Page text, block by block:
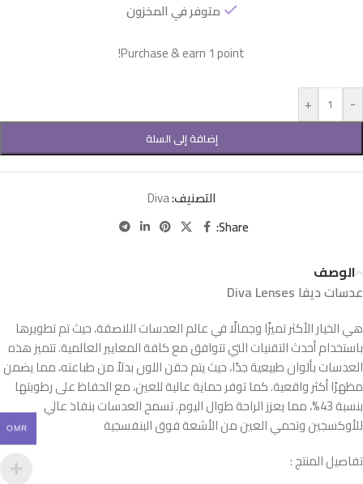
متوفر في المخزون
Purchase & earn 1 point!
-
+
إضافة إلى السلة
التصنيف:Diva
Share:
الوصف
عدسات ديفا Diva Lenses
هي الخيار الأكثر تميزًا وجمالًا في عالم العدسات اللاصقة، حيث تم تطويرها
باستخدام أحدث التقنيات التي تتوافق مع كافة المعايير العالمية. تتميز هذه
العدسات بألوان طبيعية جدًا، حيث يتم حقن اللون بدلاً من طباعته، مما يضمن
مظهرًا أكثر واقعية. كما توفر حماية عالية للعين، مع الحفاظ على رطوبتها
بنسبة 43%، مما يعزز الراحة طوال اليوم. تسمح العدسات بنفاذ عالي
للأوكسجين وتحمي العين من الأشعة فوق البنفسجية
تفاصيل المنتج :
OMR